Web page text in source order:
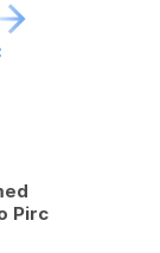
Pirc